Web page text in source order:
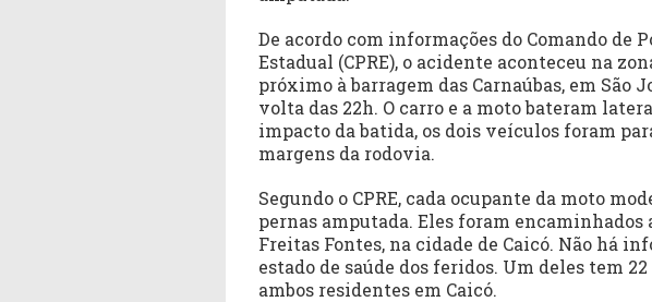
De acordo com informações do Comando de
Estadual (CPRE), o acidente aconteceu na
próximo à barragem das Carnaúbas, em São
volta das 22h. O carro e a moto bateram
impacto da batida, os dois veículos foram
margens da rodovia.
Segundo o CPRE, cada ocupante da moto
pernas amputada. Eles foram
Freitas Fontes, na cidade de Caicó. Não há
estado de saúde dos feridos. Um deles tem 22
ambos residentes em Caicó.